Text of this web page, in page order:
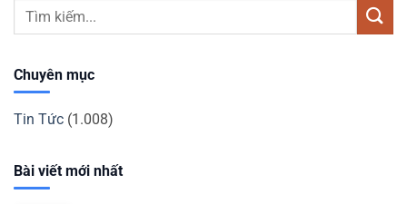
Chuyên mục
Tin Tức (1.008)
Bài viết mới nhất